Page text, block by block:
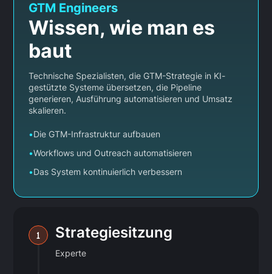
GTM Engineers
Wissen, wie man es
baut
Technische Spezialisten, die GTM-Strategie in KI-
gestützte Systeme übersetzen, die Pipeline
generieren, Ausführung automatisieren und Umsatz
skalieren.
•Die GTM-Infrastruktur aufbauen
•Workflows und Outreach automatisieren
•Das System kontinuierlich verbessern
1 Strategiesitzung
Experte